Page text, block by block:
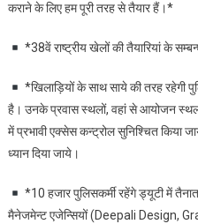
कराने के लिए हम पूरी तरह से तैयार हैं।*
*38वें राष्ट्रीय खेलों की तैयारियां के
*खिलाड़ियों के साथ साये की तरह रहेगी
है। उनके प्रवास स्थलों, वहां से आयोजन स्थलों
में प्रभावी एक्सेस कन्ट्रोल सुनिश्चित किया
ध्यान दिया जाये।
*10 हजार पुलिसकर्मी रहेंगे ड्यूटी में
मैनेजमेन्ट एजेन्सियों (Deepali Design,